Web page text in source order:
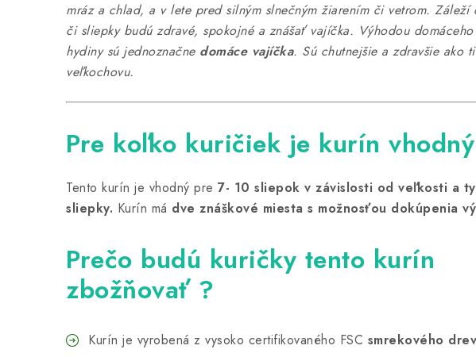
mráz a chlad, a v lete pred silným slnečným žiarením či vetrom. Záleží
či sliepky budú zdravé, spokojné a znášať vajíčka. Výhodou
hydiny sú jednoznačne domáce vajíčka. Sú chutnejšie a zdravšie ako
veľkochovu.
Pre koľko kuričiek je kurín
Tento kurín je vhodný pre 7- 10 sliepok v závislosti od veľkosti a
sliepky. Kurín má dve znáškové miesta s možnosťou dokúpenia
Prečo budú kuričky tento kurín
zbožňovať ?
Kurín je vyrobená z vysoko certifikovaného FSC smrekového